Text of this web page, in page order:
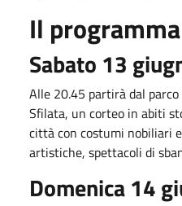
Il programma
Sabato 13
Alle 20.45 partirà dal
Sfilata, un corteo in abiti
città con costumi nobiliari
artistiche, spettacoli di
Domenica 14